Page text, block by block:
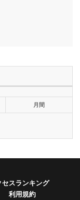
月間
セスランキング
利用規約